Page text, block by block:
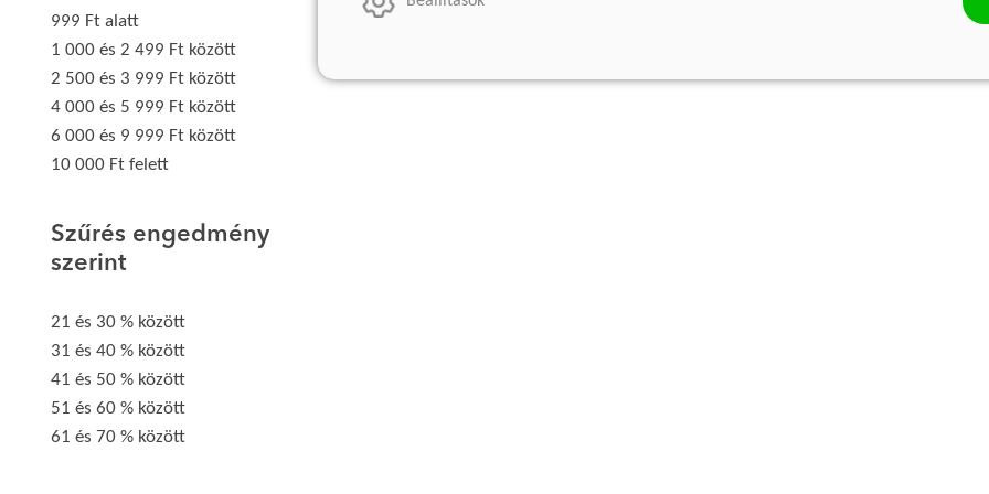
999 Ft alatt
1 000 és 2 499 Ft között
2 500 és 3 999 Ft között
4 000 és 5 999 Ft között
6 000 és 9 999 Ft között
10 000 Ft felett
Szűrés engedmény
szerint
21 és 30 % között
31 és 40 % között
41 és 50 % között
51 és 60 % között
61 és 70 % között